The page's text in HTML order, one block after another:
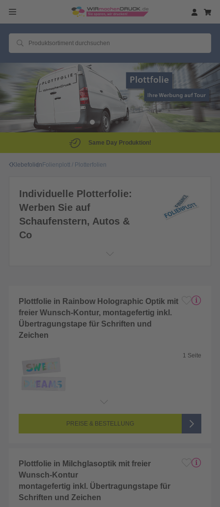
Same Day Produktion!
KlebefolienFolienplott / Plotterfolien
Individuelle Plotterfolie:
Werben Sie auf
Schaufenstern, Autos &
Co
Plottfolie in Rainbow Holographic Optik mit
freier Wunsch-Kontur, montagefertig inkl.
Übertragungstape für Schriften und
Zeichen
1 Seite
Seitenanzahl: 1-seitig (Unbedruckt)
UnbedrucktPREISE & BESTELLUNG
Plottfolie in Milchglasoptik mit freier
Wunsch-Kontur
montagefertig inkl. Übertragungstape für
Schriften und Zeichen